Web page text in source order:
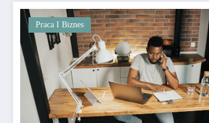
Praca I Biznes